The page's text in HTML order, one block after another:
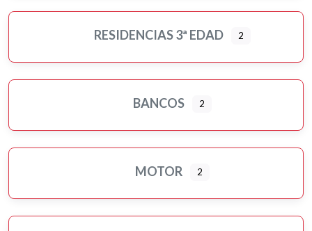
RESIDENCIAS 3ª EDAD 2
BANCOS 2
MOTOR 2